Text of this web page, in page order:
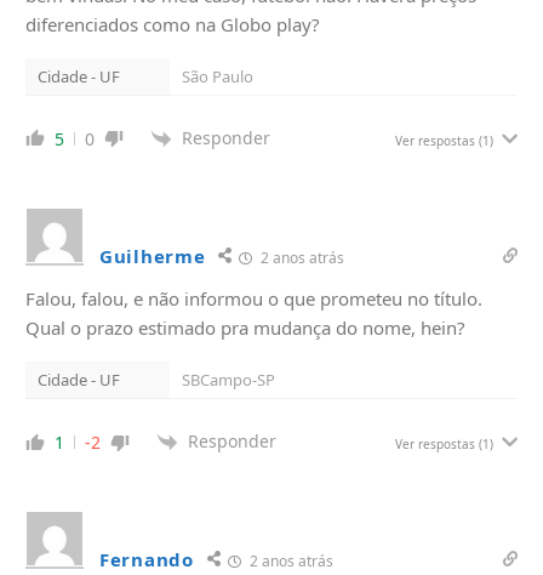
diferenciados como na Globo play?
Cidade - UF São Paulo
5 0 Responder Ver respostas (1)
Guilherme 2 anos atrás
Falou, falou, e não informou o que prometeu no título.
Qual o prazo estimado pra mudança do nome, hein?
Cidade - UF SBCampo-SP
1 -2 Responder Ver respostas (1)
Fernando 2 anos atrás